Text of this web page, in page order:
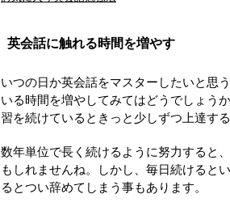
英会話に触れる時間を増やす
いつの日か英会話をマスターしたいと思
いる時間を増やしてみてはどうでしょう
習を続けているときっと少しずつ上達す
数年単位で長く続けるように努力すると
もしれませんね。しかし、毎日続けると
るとつい辞めてしまう事もあります。